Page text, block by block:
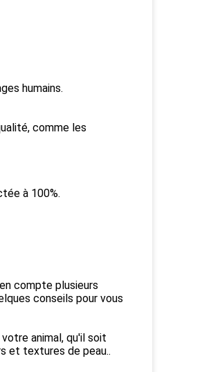
humains.
comme les
à 100%.
compte plusieurs
conseils pour vous
animal, qu'il soit
et textures de peau..